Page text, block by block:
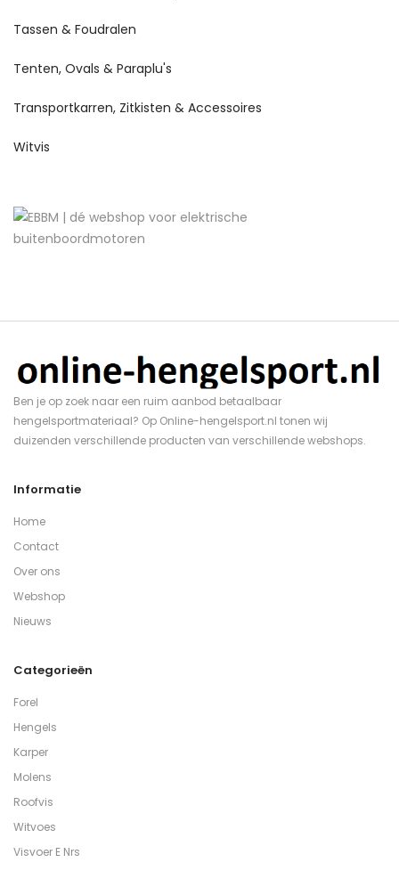
Tassen & Foudralen
Tenten, Ovals & Paraplu's
Transportkarren, Zitkisten & Accessoires
Witvis
Ben je op zoek naar een ruim aanbod betaalbaar
hengelsportmateriaal? Op Online-hengelsport.nl tonen wij
duizenden verschillende producten van verschillende webshops.
Informatie
Home
Contact
Over ons
Webshop
Nieuws
Categorieën
Forel
Hengels
Karper
Molens
Roofvis
Witvoes
Visvoer E Nrs